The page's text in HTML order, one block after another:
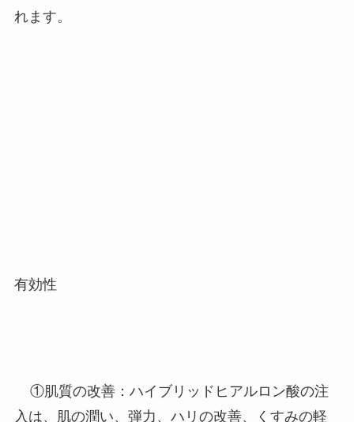
れます​。
有効性
①肌質の改善：ハイブリッドヒアルロン酸の注
入は、肌の潤い、弾力、ハリの改善、くすみの軽